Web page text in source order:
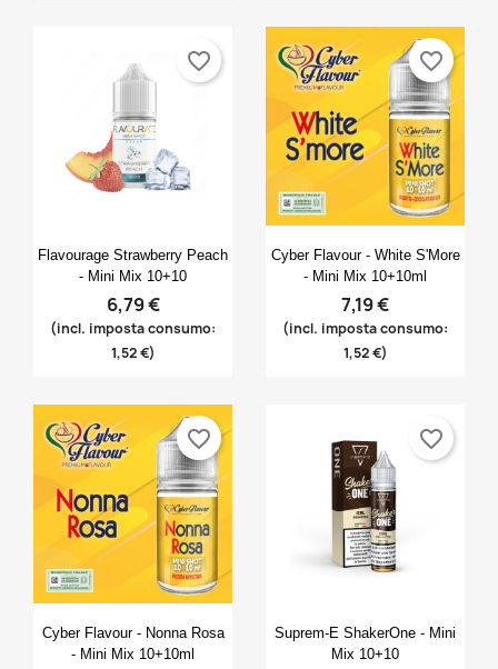
Anteprima
Flavourage Strawberry Peach
- Mini Mix 10+10
6,79 €
(incl. imposta consumo:
1,52 €)
favorite_border
Anteprima
Cyber Flavour - White S'More
- Mini Mix 10+10ml
7,19 €
(incl. imposta consumo:
1,52 €)
favorite_border
Anteprima
Cyber Flavour - Nonna Rosa
- Mini Mix 10+10ml
favorite_border
Anteprima
Suprem-E ShakerOne - Mini
Mix 10+10
favorite_border